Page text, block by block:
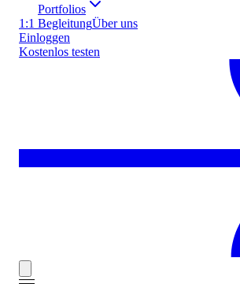
Portfolios
1:1 BegleitungÜber uns
Einloggen
Kostenlos testen